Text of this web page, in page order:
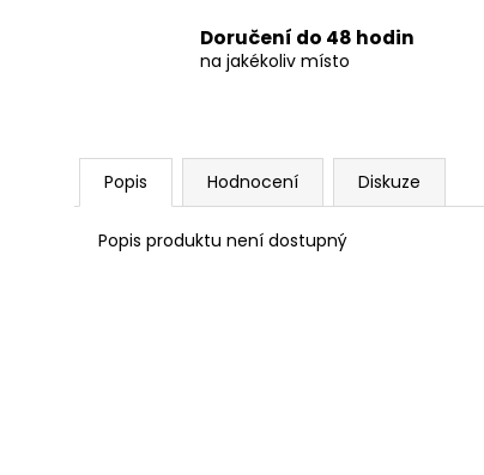
Doručení do 48 hodin
na jakékoliv místo
Popis Hodnocení Diskuze
Popis produktu není dostupný